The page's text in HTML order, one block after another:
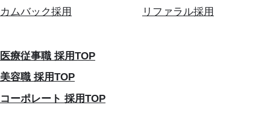
カムバック採用
リファラル採用
医療従事職 採用TOP
美容職 採用TOP
コーポレート 採用TOP